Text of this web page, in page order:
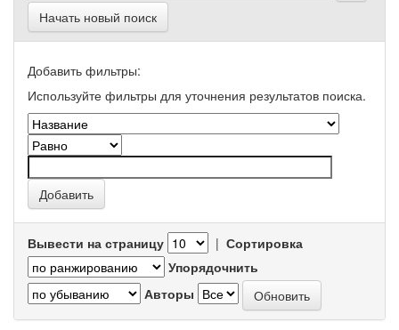
Начать новый поиск
Добавить фильтры:
Используйте фильтры для уточнения результатов поиска.
Вывести на страницу | Сортировка
Упорядочнить
Авторы